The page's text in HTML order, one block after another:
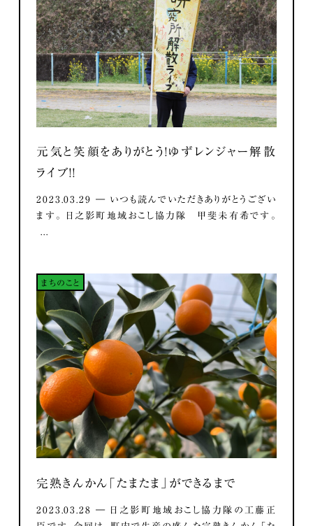
元気と笑顔をありがとう！ゆずレンジャー解散
ライブ！！
2023.03.29 ― いつも読んでいただきありがとうござい
ます。 日之影町地域おこし協力隊 甲斐未有希です。
...
まちのこと
完熟きんかん「たまたま」ができるまで
2023.03.28 ― 日之影町地域おこし協力隊の工藤正